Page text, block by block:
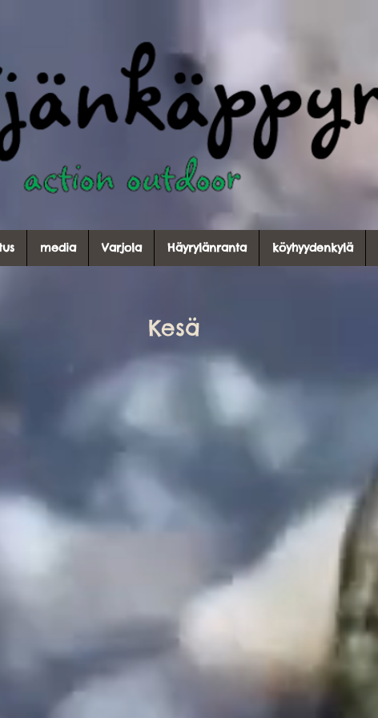
media Varjola Häyrylänranta köyhyydenkylä
Kesä